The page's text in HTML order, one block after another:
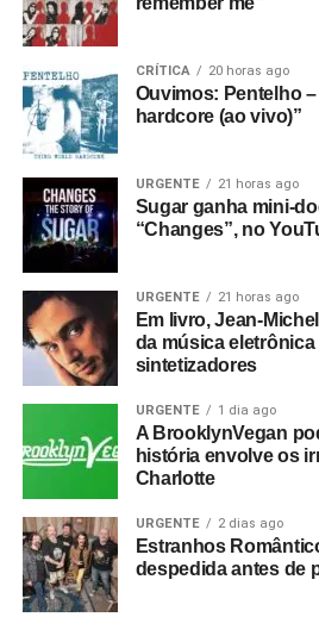
CRÍTICA 20 horas ago
Ouvimos: Pentelho
hardcore (ao vivo)”
URGENTE 21 horas ago
Sugar ganha mini-
“Changes”, no
URGENTE 21 horas ago
Em livro, Jean-
da música
sintetizadores
URGENTE 1 dia ago
A BrooklynVegan
história envolve os
Charlotte
URGENTE 2 dias ago
Estranhos
despedida antes de